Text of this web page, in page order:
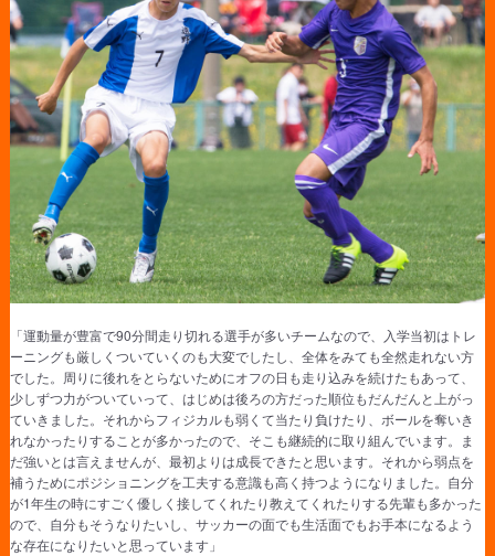
「運動量が豊富で90分間走り切れる選手が多いチームなので、入学当初はトレ
ーニングも厳しくついていくのも大変でしたし、全体をみても全然走れない方
でした。周りに後れをとらないためにオフの日も走り込みを続けたもあって、
少しずつ力がついていって、はじめは後ろの方だった順位もだんだんと上がっ
ていきました。それからフィジカルも弱くて当たり負けたり、ボールを奪いき
れなかったりすることが多かったので、そこも継続的に取り組んでいます。ま
だ強いとは言えませんが、最初よりは成長できたと思います。それから弱点を
補うためにポジショニングを工夫する意識も高く持つようになりました。自分
が1年生の時にすごく優しく接してくれたり教えてくれたりする先輩も多かった
ので、自分もそうなりたいし、サッカーの面でも生活面でもお手本になるよう
な存在になりたいと思っています」